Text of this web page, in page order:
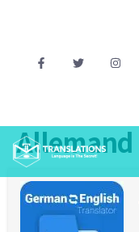
Allemand